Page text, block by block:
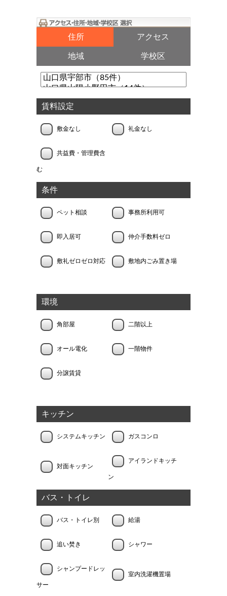
住所 アクセス
地域 学校区
賃料設定
敷金なし 礼金なし
共益費・管理費含
む
条件
ペット相談 事務所利用可
即入居可 仲介手数料ゼロ
敷礼ゼロゼロ対応 敷地内ごみ置き場
環境
角部屋 二階以上
オール電化 一階物件
分譲賃貸
キッチン
システムキッチン ガスコンロ
対面キッチン
アイランドキッチ
ン
バス・トイレ
バス・トイレ別 給湯
追い焚き シャワー
シャンプードレッ
サー
室内洗濯機置場